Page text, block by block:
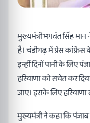
मुख्यमंत्री भगवंत सिंह
है। चंडीगढ़ में प्रेस कांफ्रेंस
इन्हीं दिनों पानी के लिए
हरियाणा को सचेत कर
जाए। इसके लिए हरियाणा
मुख्यमंत्री ने कहा कि पंजाब